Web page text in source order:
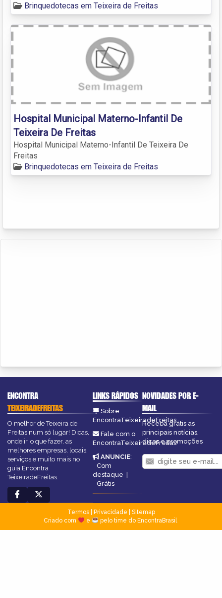
Brinquedotecas em Teixeira de Freitas
Hospital Municipal Materno-Infantil De
Teixeira De Freitas
Hospital Municipal Materno-Infantil De Teixeira De
Freitas
Brinquedotecas em Teixeira de Freitas
ENCONTRA
TEIXEIRADEFREITAS
O melhor de Teixeira de
Freitas num só lugar! Dicas,
onde ir, o que fazer, as
melhores empresas, locais,
serviços e muito mais no
guia Encontra
TeixeiradeFreitas.
LINKS RÁPIDOS
Sobre
EncontraTeixeiradeFreitas
Fale com o
EncontraTeixeiradeFreitas
ANUNCIE:
Com
destaque |
Grátis
NOVIDADES POR E-
MAIL
Receba grátis as
principais notícias,
dicas e promoções
Termos| Privacidade
Sitemap
Criado com
e pelo time do EncontraBrasil